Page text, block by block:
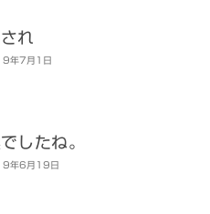
れ
年7月1日
したね。
年6月19日